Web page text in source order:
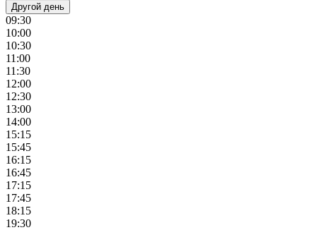
Другой день
09:30
10:00
10:30
11:00
11:30
12:00
12:30
13:00
14:00
15:15
15:45
16:15
16:45
17:15
17:45
18:15
19:30